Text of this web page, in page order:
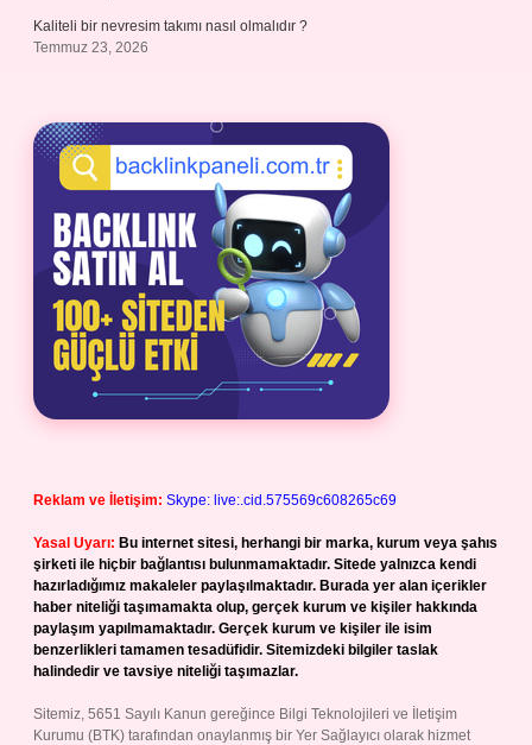
Kaliteli bir nevresim takımı nasıl olmalıdır ?
Temmuz 23, 2026
Reklam ve İletişim: Skype: live:.cid.575569c608265c69
Yasal Uyarı: Bu internet sitesi, herhangi bir marka, kurum veya şahıs
şirketi ile hiçbir bağlantısı bulunmamaktadır. Sitede yalnızca kendi
hazırladığımız makaleler paylaşılmaktadır. Burada yer alan içerikler
haber niteliği taşımamakta olup, gerçek kurum ve kişiler hakkında
paylaşım yapılmamaktadır. Gerçek kurum ve kişiler ile isim
benzerlikleri tamamen tesadüfidir. Sitemizdeki bilgiler taslak
halindedir ve tavsiye niteliği taşımazlar.
Sitemiz, 5651 Sayılı Kanun gereğince Bilgi Teknolojileri ve İletişim
Kurumu (BTK) tarafından onaylanmış bir Yer Sağlayıcı olarak hizmet